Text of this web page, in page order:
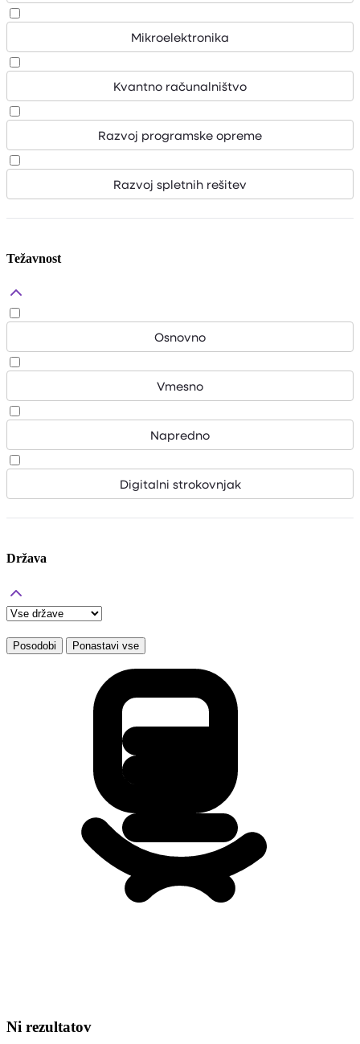
Mikroelektronika
Kvantno računalništvo
Razvoj programske opreme
Razvoj spletnih rešitev
Težavnost
Osnovno
Vmesno
Napredno
Digitalni strokovnjak
Država
Posodobi Ponastavi vse
Ni rezultatov